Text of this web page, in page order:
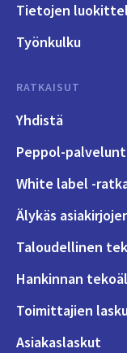
Tietojen
Työnkulku
RATKAISUT
Yhdistä
Peppol-
White label -
Älykäs
Taloudellinen
Hankinnan
Toimittajien
Asiakaslaskut